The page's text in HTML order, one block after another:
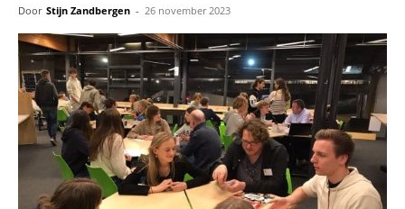
Door Stijn Zandbergen - 26 november 2023